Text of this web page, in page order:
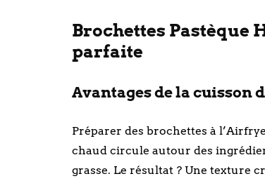
Brochettes Pastèque
parfaite
Avantages de la cuisson
Préparer des brochettes à
chaud circule autour des
grasse. Le résultat ? Une texture